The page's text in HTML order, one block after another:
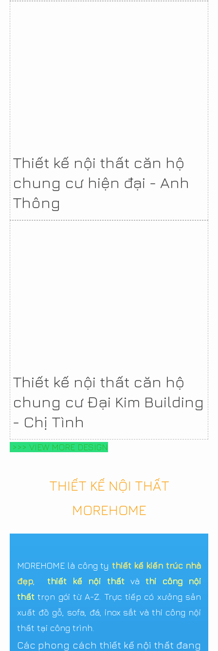
Thiết kế nội thất căn hộ
chung cư hiện đại - Anh
Thông
Thiết kế nội thất căn hộ
chung cư Đại Kim Building
- Chị Tình
>>> VIEW MORE DESIGN
THIẾT KẾ NỘI THẤT
MOREHOME
MOREHOME là công ty thiết kế kiến trúc nhà
đẹp
thiết kế nội thấtvàthi công nội
thất trọn gói từ A-Z. Trực tiếp có xưởng sản
xuất đồ gỗ, sofa, đá, inox sắt và thi công nội
thất tại công trình.
Các phong cách thiết kế nội thất đang